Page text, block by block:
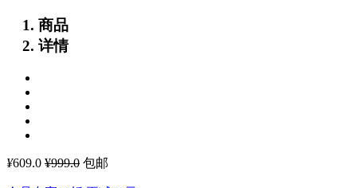
商品
详情
¥609.0 ¥999.0 包邮